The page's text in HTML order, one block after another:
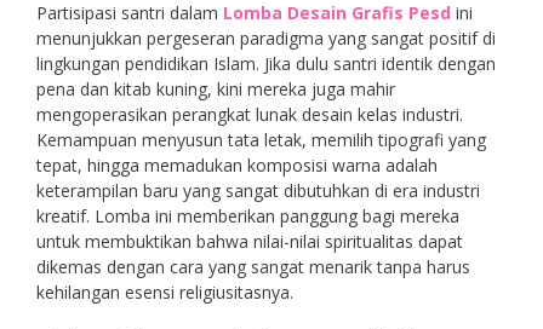
Partisipasi santri dalam Lomba Desain Grafis Pesd ini
menunjukkan pergeseran paradigma yang sangat positif di
lingkungan pendidikan Islam. Jika dulu santri identik dengan
pena dan kitab kuning, kini mereka juga mahir
mengoperasikan perangkat lunak desain kelas industri.
Kemampuan menyusun tata letak, memilih tipografi yang
tepat, hingga memadukan komposisi warna adalah
keterampilan baru yang sangat dibutuhkan di era industri
kreatif. Lomba ini memberikan panggung bagi mereka
untuk membuktikan bahwa nilai-nilai spiritualitas dapat
dikemas dengan cara yang sangat menarik tanpa harus
kehilangan esensi religiusitasnya.